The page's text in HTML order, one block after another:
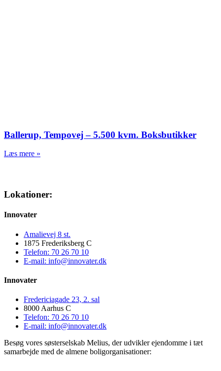
Ballerup, Tempovej – 5.500 kvm. Boksbutikker
Læs mere »
Lokationer:
Innovater
Amalievej 8 st.
1875 Frederiksberg C
Telefon: 70 26 70 10
E-mail: info@innovater.dk
Innovater
Fredericiagade 23, 2. sal
8000 Aarhus C
Telefon: 70 26 70 10
E-mail: info@innovater.dk
Besøg vores søsterselskab Melius, der udvikler ejendomme i tæt
samarbejde med de almene boligorganisationer: